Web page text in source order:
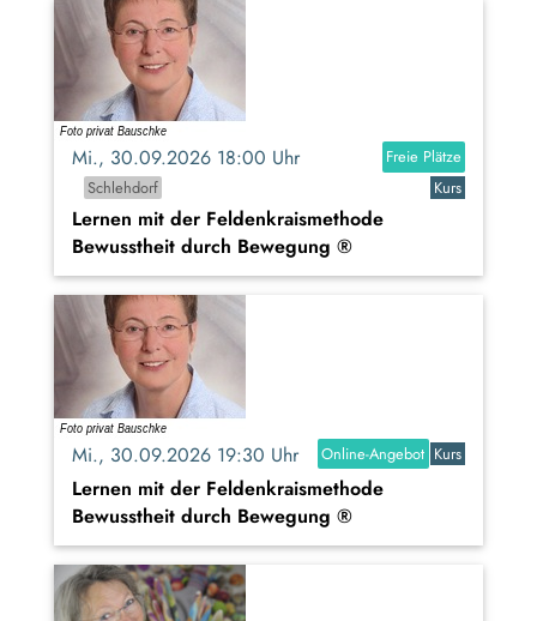
Mi., 30.09.2026 18:00 Uhr
Freie Plätze
Schlehdorf
Kurs
Lernen mit der Feldenkraismethode
Bewusstheit durch Bewegung ®
Mi., 30.09.2026 19:30 Uhr Online-Angebot Kurs
Lernen mit der Feldenkraismethode
Bewusstheit durch Bewegung ®